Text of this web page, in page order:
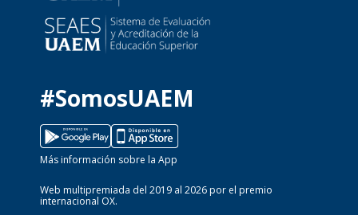
#SomosUAEM
Más información sobre la App
Web multipremiada del 2019 al 2026 por el premio
internacional OX.